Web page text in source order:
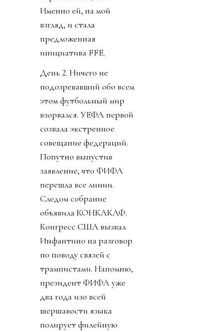
Позже днем выяснилось,
что изначальный пакет в
20-30% будет отдан
синдикату, который
соберет брат мужа
дочки Трампа по
фамилии Кушнер (те
самые дельцы, которые,
планируют сровнять
Сектор Газа с землей,
открыть там отели).
Ордынцы 90х
прекрасно помнят
термин
«прихватизация».
Именно ей, на мой
взгляд, и стала
День 2. Ничего не